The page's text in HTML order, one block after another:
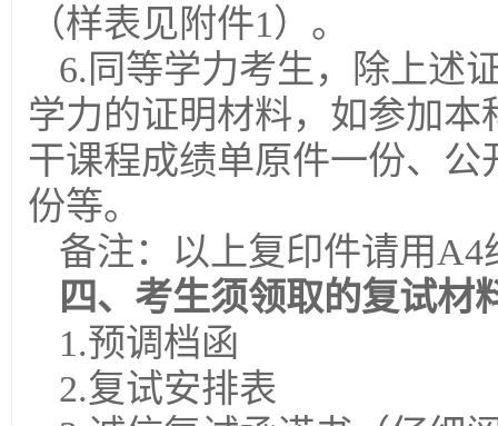
（样表见附件1）。
6.同等学力考生，除上述
学力的证明材料，如参加
干课程成绩单原件一份、
份等。
备注：以上复印件请用
四、考生须领取的复试材
1.预调档函
2.复试安排表